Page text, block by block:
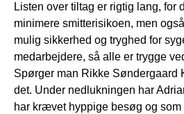
Listen over tiltag er rigtig lang, for
minimere smitterisikoen, men
mulig sikkerhed og tryghed for
medarbejdere, så alle er trygge
Spørger man Rikke Søndergaard
det. Under nedlukningen har
har krævet hyppige besøg og